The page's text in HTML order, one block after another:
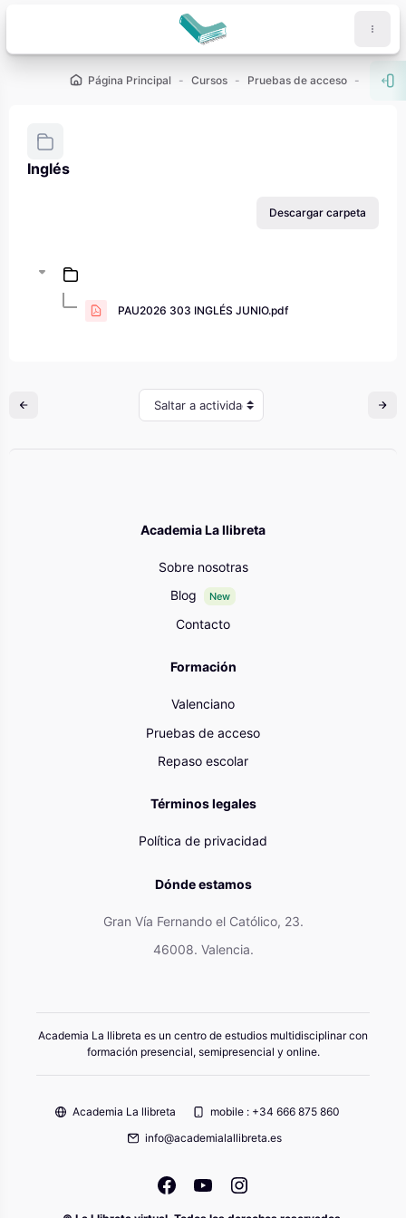
Página Principal Cursos Pruebas de acceso PAU -
Inglés
Descargar carpeta
PAU2026 303 INGLÉS JUNIO.pdf
Saltar a actividad
Academia La llibreta
Sobre nosotras
Blog
New
Contacto
Formación
Valenciano
Pruebas de acceso
Repaso escolar
Términos legales
Política de privacidad
Dónde estamos
Gran Vía Fernando el Católico, 23.
46008. Valencia.
Academia La llibreta es un centro de estudios multidisciplinar con
formación presencial, semipresencial y online.
Academia La llibreta
mobile : +34 666 875 860
info@academialallibreta.es